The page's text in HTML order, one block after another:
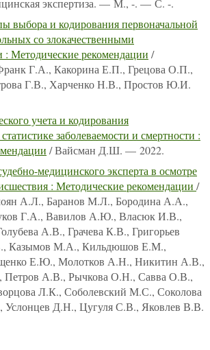
выбора и кодирования первоначальной
со злокачественными
: Методические рекомендации /
Г.А., Какорина Е.П., Грецова О.П.,
Г.В., Харченко Н.В., Простов Ю.И.
учета и кодирования
заболеваемости и смертности :
/ Вайсман Д.Ш. — 2022.
медицинского эксперта в осмотре
: Методические рекомендации /
А.Л., Баранов М.Л., Бородина А.А.,
Г.А., Вавилов А.Ю., Власюк И.В.,
А.В., Грачева К.В., Григорьев
Казымов М.А., Кильдюшов Е.М.,
Е.Ю., Молотков А.Н., Никитин А.В.,
Петров А.В., Рычкова О.Н., Савва О.В.,
Л.К., Соболевский М.С., Соколова
Д.Н., Цугуля С.В., Яковлев В.В.